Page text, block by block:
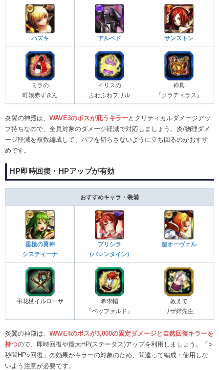
ハズキ アルベド サンストン
ミラの
町娘赤ずきん
イリスの
ふわふわフリル
神具
『クラティラス』
炎翼の神殿は、 WAVE3のボスが庇うキラーとクリティカルダメージアッ
プ持ちなので、全員対象のダメージ軽減で対応しましょう。炎/物理ダメ
ージ軽減を複数編成して、バフを切らさないように立ち回るのがおすす
めです。
HP即時回復・HPアップが有効
おすすめキャラ・装備
星槍の翼神
システィーナ
プリシラ
(バレンタイン)
超オーヴェル
弔花杖イルローザ
希求帽
『ベッファルド』
教えて
リザ姉先生
炎翼の神殿は、 WAVE4のボスが3,000の固定ダメージと自然回復キラーを
持つので、即時回復や最大HP(ステータス)アップを利用しましょう。「○
秒間HP○回復」の効果がキラーの対象のため、間違って編成・使用しな
いよう注意が必要です。